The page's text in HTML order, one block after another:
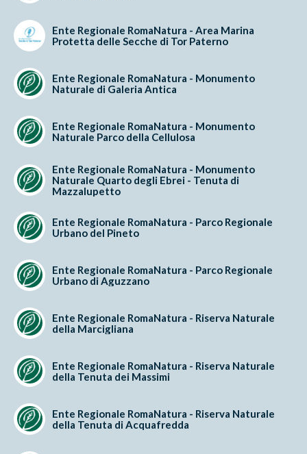
Ente Regionale RomaNatura - Area Marina
Protetta delle Secche di Tor Paterno
Ente Regionale RomaNatura - Monumento
Naturale di Galeria Antica
Ente Regionale RomaNatura - Monumento
Naturale Parco della Cellulosa
Ente Regionale RomaNatura - Monumento
Naturale Quarto degli Ebrei - Tenuta di
Mazzalupetto
Ente Regionale RomaNatura - Parco Regionale
Urbano del Pineto
Ente Regionale RomaNatura - Parco Regionale
Urbano di Aguzzano
Ente Regionale RomaNatura - Riserva Naturale
della Marcigliana
Ente Regionale RomaNatura - Riserva Naturale
della Tenuta dei Massimi
Ente Regionale RomaNatura - Riserva Naturale
della Tenuta di Acquafredda